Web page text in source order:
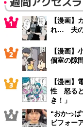
【漫画】
れ… 夫の“
【漫画
個室の隙
【漫画】
性 怒ると
き！」
“おかっ
ビフォー